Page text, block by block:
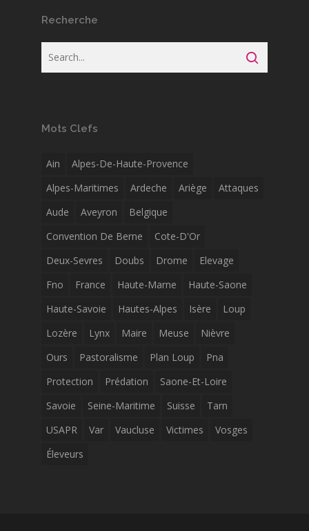
Recherche
Mots Clefs
Ain
Alpes-De-Haute-Provence
Alpes-Maritimes
Ardeche Ariège
Attaques
Aude
Aveyron
Belgique
Convention De Berne
Cote-D'Or
Deux-Sevres
Doubs Drome
Elevage
Fno
France Haute-Marne
Haute-Saone
Haute-Savoie
Hautes-Alpes Isère
Loup
Lozère
Lynx Maire Meuse
Nièvre
Ours
Pastoralisme Plan Loup
Pna
Protection
Prédation
Saone-Et-Loire
Savoie
Seine-Maritime Suisse
Tarn
USAPR
Var Vaucluse Victimes
Vosges
Éleveurs